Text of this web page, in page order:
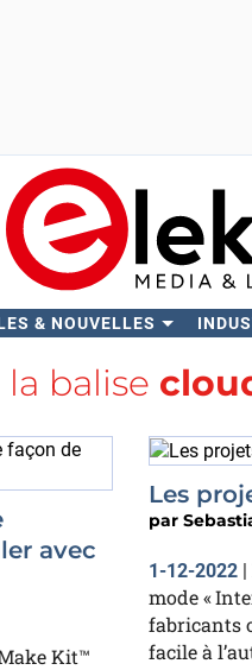
& NOUVELLES
balise
avec
Kit™
Les
par
1-12-2022 |
mode «
fabricants
facile à